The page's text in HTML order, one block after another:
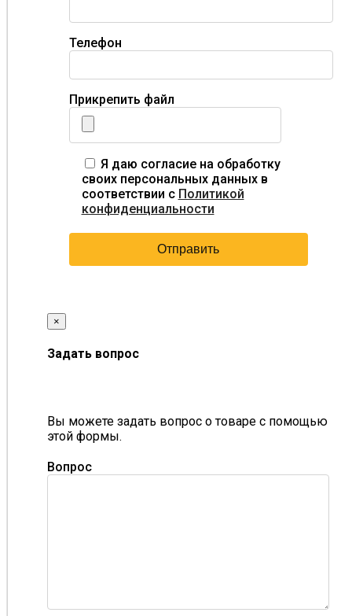
Телефон
Прикрепить файл
Я даю согласие на обработку
своих персональных данных в
соответствии с Политикой
конфиденциальности
×
Задать вопрос
Вы можете задать вопрос о товаре с помощью
этой формы.
Вопрос